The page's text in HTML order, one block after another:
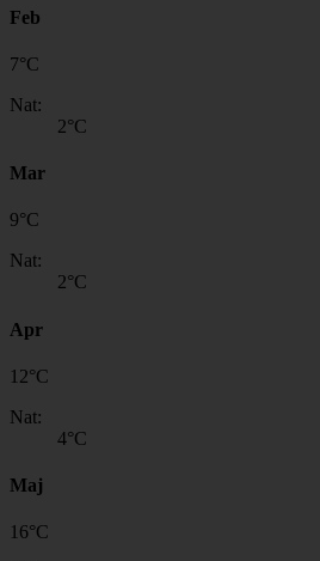
Feb
7°C
Nat:
2°C
Mar
9°C
Nat:
2°C
Apr
12°C
Nat:
4°C
Maj
16°C